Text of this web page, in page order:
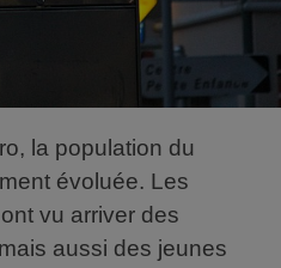
la population du
évoluée. Les
vu arriver des
aussi des jeunes